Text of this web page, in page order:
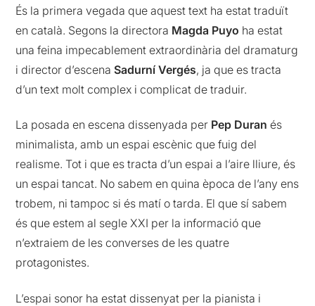
És la primera vegada que aquest text ha estat traduït
en català. Segons la directora Magda Puyo ha estat
una feina impecablement extraordinària del dramaturg
i director d’escenaSadurní Vergés, ja que es tracta
d’un text molt complex i complicat de traduir.
La posada en escena dissenyada per Pep Duran és
minimalista, amb un espai escènic que fuig del
realisme. Tot i que es tracta d’un espai a l’aire lliure, és
un espai tancat. No sabem en quina època de l’any ens
trobem, ni tampoc si és matí o tarda. El que sí sabem
és que estem al segle XXI per la informació que
n’extraiem de les converses de les quatre
protagonistes.
L’espai sonor ha estat dissenyat per la pianista i